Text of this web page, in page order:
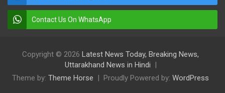
Contact Us On WhatsApp
Copyright © 2026 Latest News Today, Breaking News,
Uttarakhand News in Hindi
Theme by: Theme Horse Proudly Powered by: WordPress